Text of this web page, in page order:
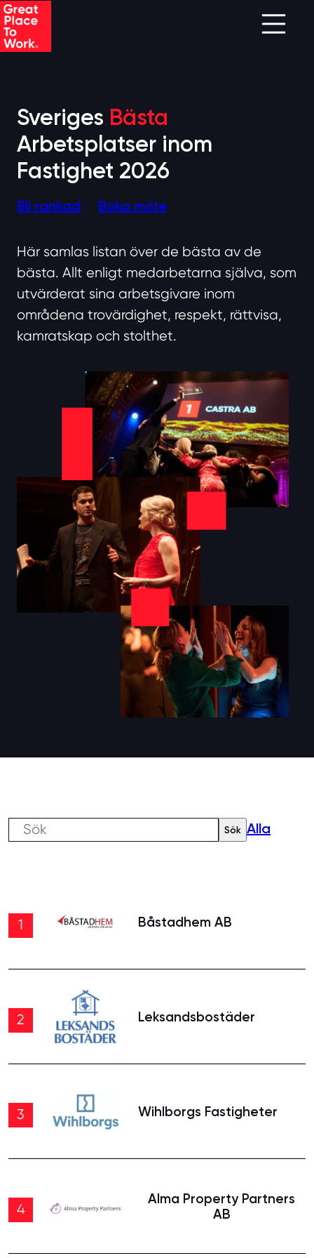
Skip to main content
Sveriges Bästa
Arbetsplatser inom
Fastighet 2026
Bli rankad Boka möte
Här samlas listan över de bästa av de
bästa. Allt enligt medarbetarna själva, som
utvärderat sina arbetsgivare inom
områdena trovärdighet, respekt, rättvisa,
kamratskap och stolthet.
Sök Alla
1 Båstadhem AB
2 Leksandsbostäder
3 Wihlborgs Fastigheter
4
Alma Property Partners
AB